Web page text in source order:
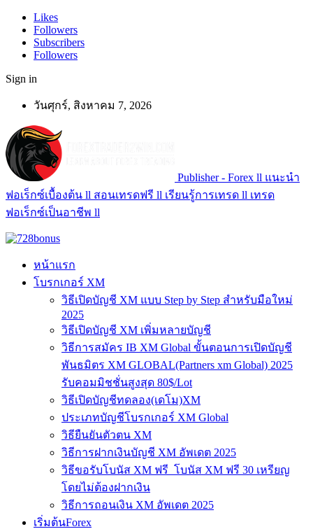
Likes
Followers
Subscribers
Followers
Sign in
วันศุกร์, สิงหาคม 7, 2026
Publisher - Forex ll แนะนำ
ฟอเร็กซ์เบื้องต้น ll สอนเทรดฟรี ll เรียนรู้การเทรด ll เทรด
ฟอเร็กซ์เป็นอาชีพ ll
หน้าแรก
โบรกเกอร์ XM
วิธีเปิดบัญชี XM แบบ Step by Step สำหรับมือใหม่
2025
วิธีเปิดบัญชี XM เพิ่มหลายบัญชี
วิธีการสมัคร IB XM Global ขั้นตอนการเปิดบัญชี
พันธมิตร XM GLOBAL(Partners xm Global) 2025
รับคอมมิชชั่นสูงสุด 80$/Lot
วิธีเปิดบัญชีทดลอง(เดโม)XM
ประเภทบัญชีโบรกเกอร์ XM Global
วิธียืนยันตัวตน XM
วิธีการฝากเงินบัญชี XM อัพเดต 2025
วิธีขอรับโบนัส XM ฟรี โบนัส XM ฟรี 30 เหรียญ
โดยไม่ต้องฝากเงิน
วิธีการถอนเงิน XM อัพเดต 2025
เริ่มต้นForex